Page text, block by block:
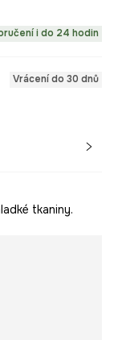
i do 24 hodin
Vrácení do 30 dnů
tkaniny.